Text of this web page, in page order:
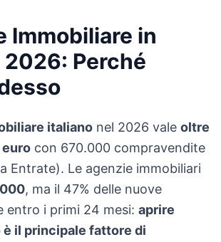
Immobiliare in
2026: Perché
italiano nel 2026 vale oltre
con 670.000 compravendite
Entrate). Le agenzie immobiliari
, ma il 47% delle nuove
entro i primi 24 mesi: aprire
è il principale fattore di